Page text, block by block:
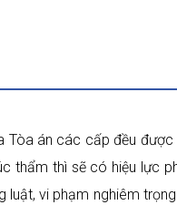
án các cấp đều
thẩm thì sẽ có hiệu lực
vi phạm nghiêm